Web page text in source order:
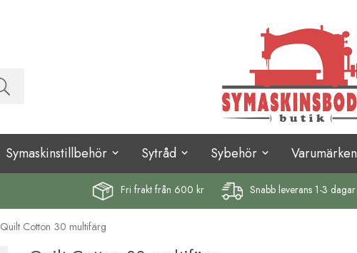
Symaskinstillbehör Sytråd Sybehör Varumärken
Fri fraktfrån 600 kr Snabb leverans 1-3 dagar
Quilt Cotton 30 multifärg